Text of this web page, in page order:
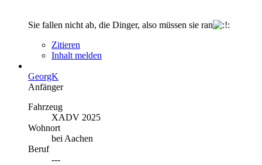
Sie fallen nicht ab, die Dinger, also müssen sie ran
Zitieren
Inhalt melden
GeorgK
Anfänger
Fahrzeug
XADV 2025
Wohnort
bei Aachen
Beruf
---